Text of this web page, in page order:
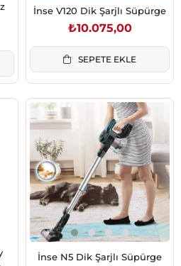
İnse V120 Dik Şarjlı Süpürge
₺10.075,00
SEPETE EKLE
İnse N5 Dik Şarjlı Süpürge